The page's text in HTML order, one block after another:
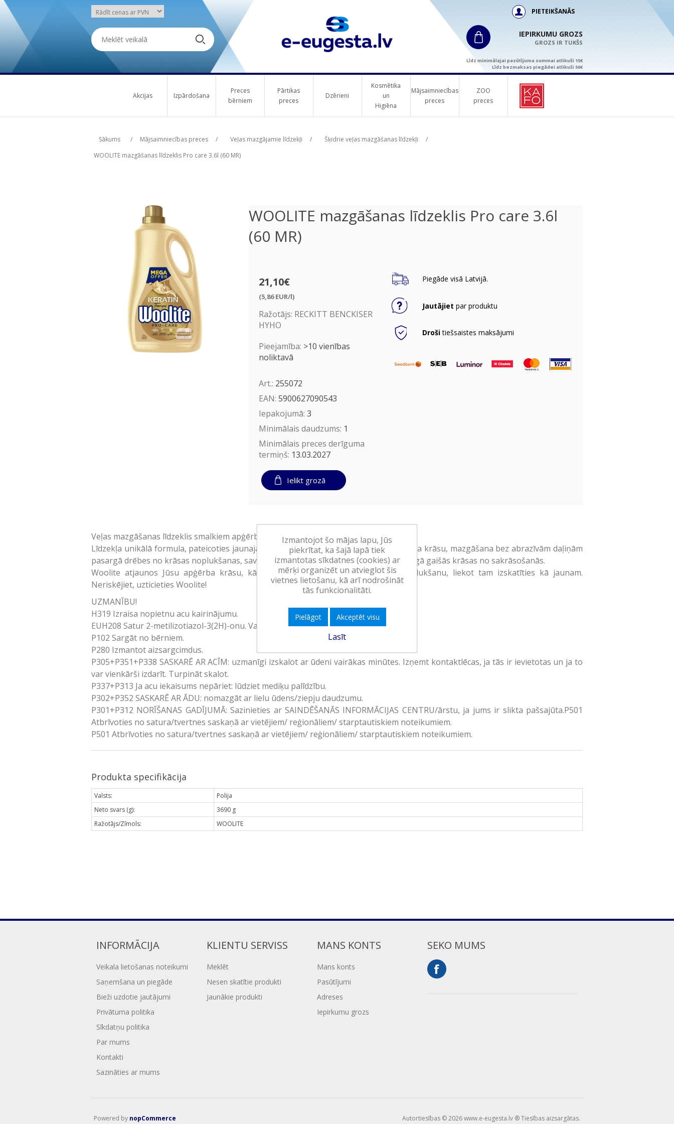
PIETEIKŠANĀS
IEPIRKUMU GROZS
GROZS IR TUKŠS
Līdz minimālajai pasūtījuma summai atlikuši 15€
Līdz bezmaksas piegādei atlikuši 50€
Akcijas Izpārdošana
Preces
bērniem
Pārtikas
preces
Dzērieni
Kosmētika
un
Higiēna
Mājsaimniecības
preces
ZOO
preces
Sākums / Mājsaimniecības preces / Veļas mazgājamie līdzekļi / Šķidrie veļas mazgāšanas līdzekļi
/
WOOLITE mazgāšanas līdzeklis Pro care 3.6l (60 MR)
WOOLITE mazgāšanas līdzeklis Pro care 3.6l
(60 MR)
21,10€
(5,86 EUR/l)
Ražotājs: RECKITT BENCKISER
HYHO
Pieejamība: >10 vienības
noliktavā
Art.: 255072
EAN: 5900627090543
Iepakojumā: 3
Minimālais daudzums: 1
Minimālais preces derīguma
termiņš: 13.03.2027
Ielikt grozā
Piegāde visā Latvijā.
Jautājiet par produktu
Drošitiešsaistes maksājumi
Veļas mazgāšanas līdzeklis smalkiem apģērbiem, pietiek 60 mazgāšanas reizēm.
Līdzekļa unikālā formula, pateicoties jaunajai ColorBoost tehnoloģijai, atjauno apģērba krāsu, mazgāšana bez abrazīvām daļiņām
pasargā drēbes no krāsas noplukšanas, savukārt krāsu uztverošās sastāvdaļas aizsargā gaišās krāsas no sakrāsošanās.
Woolite atjaunos Jūsu apģērba krāsu, kā arī novērsīs krāsas izbalēšanu un noplukšanu, liekot tam izskatīties kā jaunam.
Neriskējiet, uzticieties Woolite!
UZMANĪBU!
H319 Izraisa nopietnu acu kairinājumu.
EUH208 Satur 2-metilizotiazol-3(2H)-onu. Var izraisīt alerģisku reakciju.
P102 Sargāt no bērniem.
P280 Izmantot aizsargcimdus.
P305+P351+P338 SASKARĒ AR ACĪM: uzmanīgi izskalot ar ūdeni vairākas minūtes. Izņemt kontaktlēcas, ja tās ir ievietotas un ja to
var vienkārši izdarīt. Turpināt skalot.
P337+P313 Ja acu iekaisums nepāriet: lūdziet mediķu palīdzību.
P302+P352 SASKARĒ AR ĀDU: nomazgāt ar lielu ūdens/ziepju daudzumu.
P301+P312 NORĪŠANAS GADĪJUMĀ: Sazinieties ar SAINDĒŠANĀS INFORMĀCIJAS CENTRU/ārstu, ja jums ir slikta pašsajūta.P501
Atbrīvoties no satura/tvertnes saskaņā ar vietējiem/ reģionāliem/ starptautiskiem noteikumiem.
P501 Atbrīvoties no satura/tvertnes saskaņā ar vietējiem/ reģionāliem/ starptautiskiem noteikumiem.
Produkta specifikācija
Valsts:
Polija
Neto svars (g):
3690 g
Ražotājs/Zīmols:
WOOLITE
INFORMĀCIJA
Veikala lietošanas noteikumi
Saņemšana un piegāde
Bieži uzdotie jautājumi
Privātuma politika
Sīkdatņu politika
Par mums
Kontakti
Sazināties ar mums
KLIENTU SERVISS
Meklēt
Nesen skatītie produkti
Jaunākie produkti
MANS KONTS
Mans konts
Pasūtījumi
Adreses
Iepirkumu grozs
SEKO MUMS
Autortiesības © 2026 www.e-eugesta.lv ® Tiesības aizsargātas.
Powered by nopCommerce
Izmantojot šo mājas lapu, Jūs
piekrītat, ka šajā lapā tiek
izmantotas sīkdatnes (cookies) ar
mērķi organizēt un atvieglot šis
vietnes lietošanu, kā arī nodrošināt
tās funkcionalitāti.
Pielāgot Akceptēt visu
Lasīt